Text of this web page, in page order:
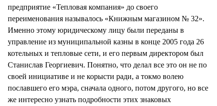
предприятие «Тепловая компания» до своего
переименования называлось «Книжным магазином № 32».
Именно этому юридическому лицу были переданы в
управление из муниципальной казны в конце 2005 года 26
котельных и тепловые сети, и его первым директором был
Станислав Георгиевич. Понятно, что делал все это он не по
своей инициативе и не корысти ради, а токмо волею
пославшего его мэра, сначала одного, потом другого, но все
же интересно узнать подробности этих знаковых